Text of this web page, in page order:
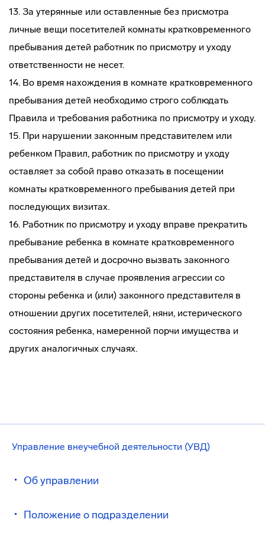
Управление внеучебной деятельности (УВД)
Об управлении
Положение о подразделении
13. За утерянные или оставленные без присмотра
личные вещи посетителей комнаты кратковременного
пребывания детей работник по присмотру и уходу
ответственности не несет.
14. Во время нахождения в комнате кратковременного
пребывания детей необходимо строго соблюдать
Правила и требования работника по присмотру и уходу.
15. При нарушении законным представителем или
ребенком Правил, работник по присмотру и уходу
оставляет за собой право отказать в посещении
комнаты кратковременного пребывания детей при
последующих визитах.
16. Работник по присмотру и уходу вправе прекратить
пребывание ребенка в комнате кратковременного
пребывания детей и досрочно вызвать законного
представителя в случае проявления агрессии со
стороны ребенка и (или) законного представителя в
отношении других посетителей, няни, истерического
состояния ребенка, намеренной порчи имущества и
других аналогичных случаях.